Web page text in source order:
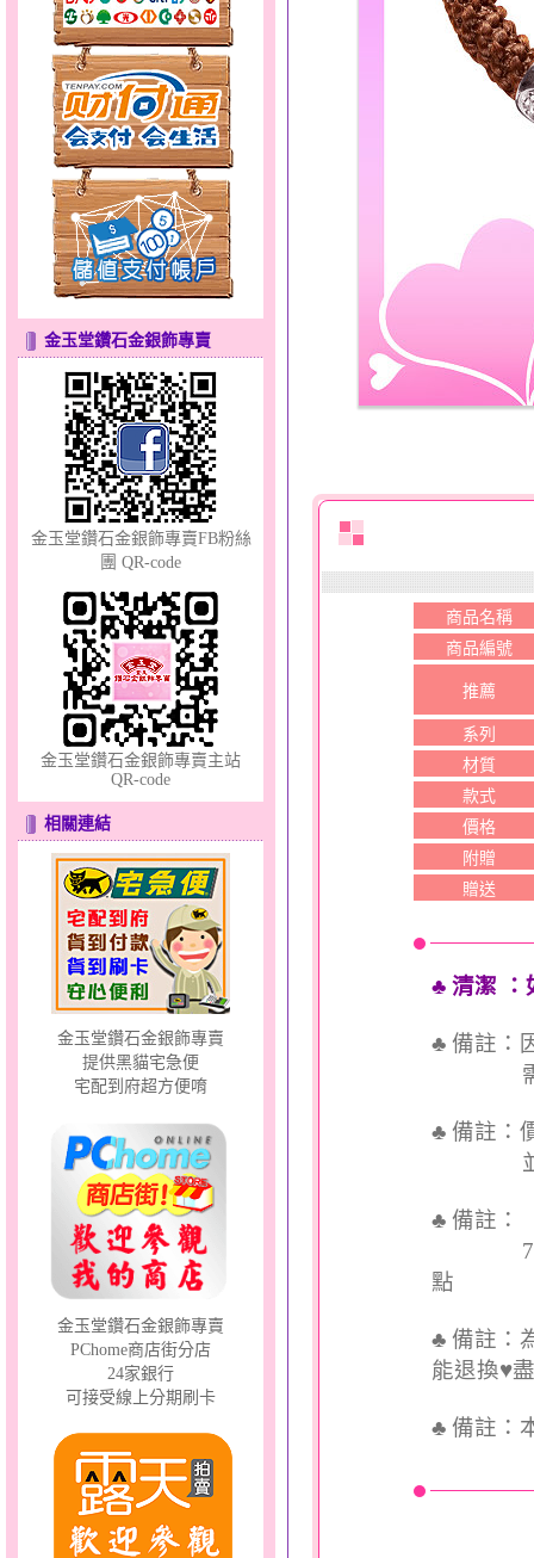
愛滿滿～金銀鋼套鍊
風中花語～金銀鋼套鍊
幸福溫暖～金銀鋼套鍊
幸福依戀～金銀鋼套鍊
金玉堂鑽石金銀飾專賣
金玉堂鑽石金銀飾專賣FB粉絲
團 QR-code
金玉堂鑽石金銀飾專賣主站
QR-code
相關連結
金玉堂鑽石金銀飾專賣
提供黑貓宅急便
宅配到府超方便唷
金玉堂鑽石金銀飾專賣
PChome商店街分店
24家銀行
可接受線上分期刷卡
商品名稱
商品編號
推薦
系列
材質
款式
價格
附贈
贈送
♣ 清潔 ：
♣ 備註：
需依實
♣ 備註：
並交付
♣ 備註：
7個工
點
♣ 備註：
能退換♥
♣ 備註：